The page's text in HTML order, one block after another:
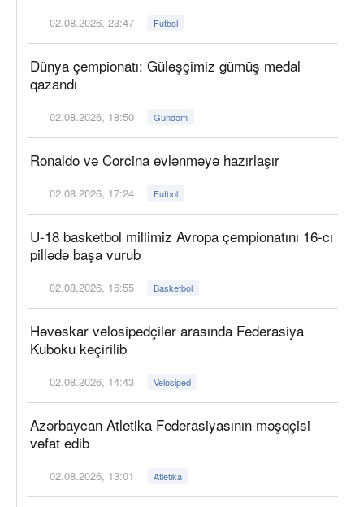
02.08.2026, 23:47 Futbol
Dünya çempionatı: Güləşçimiz gümüş medal
qazandı
02.08.2026, 18:50 Gündəm
Ronaldo və Corcina evlənməyə hazırlaşır
02.08.2026, 17:24 Futbol
U-18 basketbol millimiz Avropa çempionatını 16-cı
pillədə başa vurub
02.08.2026, 16:55 Basketbol
Həvəskar velosipedçilər arasında Federasiya
Kuboku keçirilib
02.08.2026, 14:43 Velosiped
Azərbaycan Atletika Federasiyasının məşqçisi
vəfat edib
02.08.2026, 13:01 Atletika